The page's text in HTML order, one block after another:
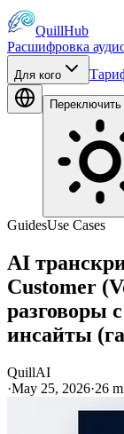
QuillHub
Расшифровка
Для кого
GuidesUse Cases
AI
Customer
разговоры
инсайты
QuillAI
·May 25, 2026·26